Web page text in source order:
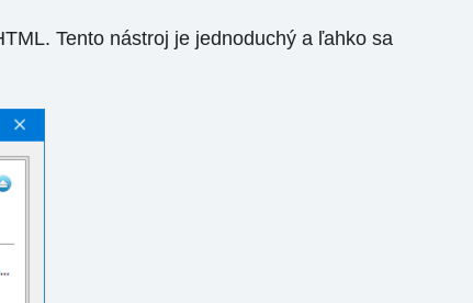
Tento nástroj je jednoduchý a ľahko sa